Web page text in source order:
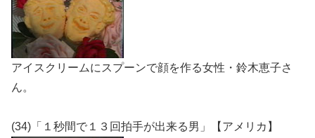
アイスクリームにスプーンで顔を作る女性・鈴木恵子さ
ん。
(34)「１秒間で１３回拍手が出来る男」【アメリカ】